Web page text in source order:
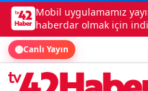
Mobil uygulamamız
haberdar olmak için
Canlı Yayın